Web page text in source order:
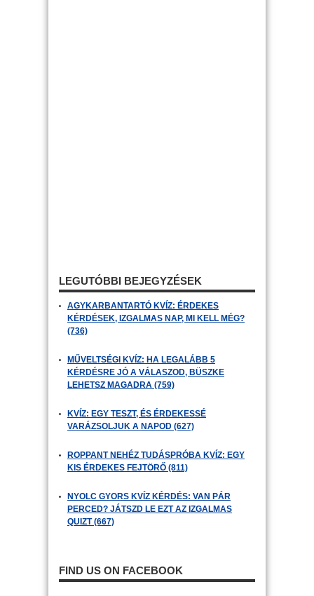
LEGUTÓBBI BEJEGYZÉSEK
AGYKARBANTARTÓ KVÍZ: ÉRDEKES
KÉRDÉSEK, IZGALMAS NAP, MI KELL MÉG?
(736)
MŰVELTSÉGI KVÍZ: HA LEGALÁBB 5
KÉRDÉSRE JÓ A VÁLASZOD, BÜSZKE
LEHETSZ MAGADRA (759)
KVÍZ: EGY TESZT, ÉS ÉRDEKESSÉ
VARÁZSOLJUK A NAPOD (627)
ROPPANT NEHÉZ TUDÁSPRÓBA KVÍZ: EGY
KIS ÉRDEKES FEJTÖRŐ (811)
NYOLC GYORS KVÍZ KÉRDÉS: VAN PÁR
PERCED? JÁTSZD LE EZT AZ IZGALMAS
QUIZT (667)
FIND US ON FACEBOOK